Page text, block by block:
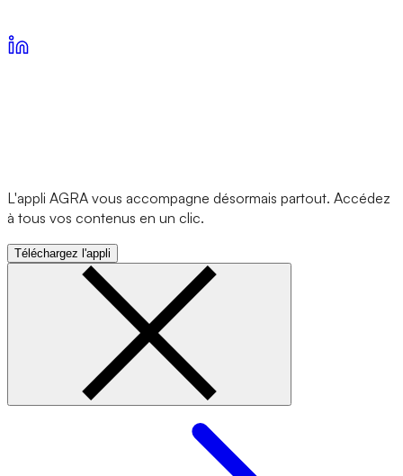
L'appli AGRA vous accompagne désormais partout. Accédez
à tous vos contenus en un clic.
Téléchargez l'appli